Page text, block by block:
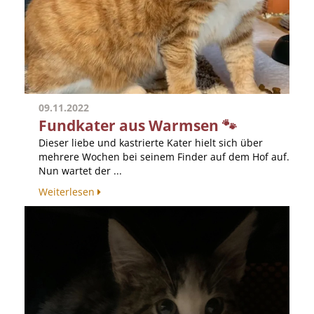
09.11.2022
Fundkater aus Warmsen 🐾
Dieser liebe und kastrierte Kater hielt sich über
mehrere Wochen bei seinem Finder auf dem Hof auf.
Nun wartet der ...
Weiterlesen